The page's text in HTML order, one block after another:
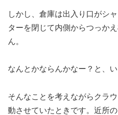
しかし、倉庫は出入り口がシ
ターを閉じて内側からつっか
ん。
なんとかならんかなー？と、
そんなことを考えながらクラ
動させていたときです。近所